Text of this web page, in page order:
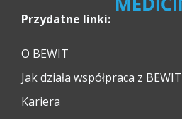
Przydatne linki:
O BEWIT
Jak działa współpraca z BEWIT
Kariera